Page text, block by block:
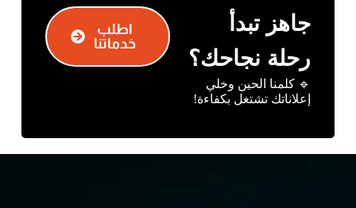
اطلب
خدماتنا
جاهز تبدأ
رحلة نجاحك؟
🔹 كلمنا الحين وخلي
إعلاناتك تشتغل بكفاءة!